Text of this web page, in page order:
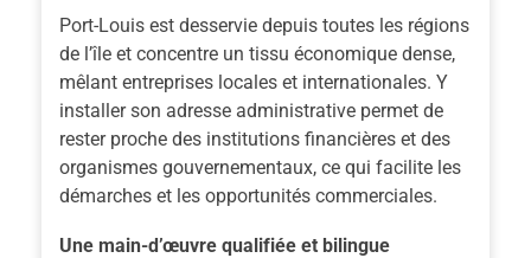
Port-Louis est desservie depuis toutes les régions
de l’île et concentre un tissu économique dense,
mêlant entreprises locales et internationales. Y
installer son adresse administrative permet de
rester proche des institutions financières et des
organismes gouvernementaux, ce qui facilite les
démarches et les opportunités commerciales.
Une main-d’œuvre qualifiée et bilingue